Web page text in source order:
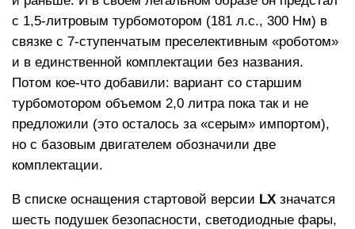
с 1,5-литровым турбомотором (181 л.с., 300 Нм) в
связке с 7-ступенчатым преселективным «роботом»
и в единственной комплектации без названия.
Потом кое-что добавили: вариант со старшим
турбомотором объемом 2,0 литра пока так и не
предложили (это осталось за «серым» импортом),
но с базовым двигателем обозначили две
комплектации.
В списке оснащения стартовой версии LX значатся
шесть подушек безопасности, светодиодные фары,